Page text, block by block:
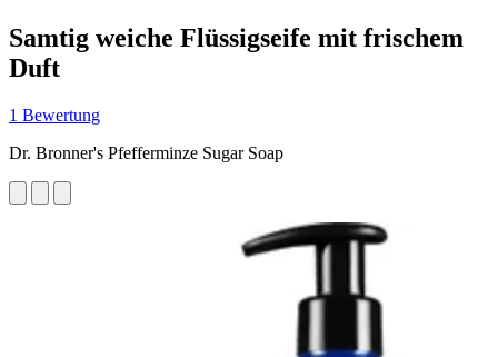
Samtig weiche Flüssigseife mit frischem
Duft
1 Bewertung
Dr. Bronner's Pfefferminze Sugar Soap